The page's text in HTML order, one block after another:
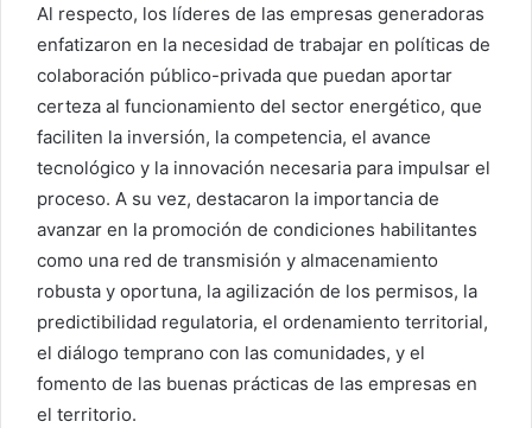
Al respecto, los líderes de las empresas generadoras
enfatizaron en la necesidad de trabajar en políticas de
colaboración público-privada que puedan aportar
certeza al funcionamiento del sector energético, que
faciliten la inversión, la competencia, el avance
tecnológico y la innovación necesaria para impulsar el
proceso. A su vez, destacaron la importancia de
avanzar en la promoción de condiciones habilitantes
como una red de transmisión y almacenamiento
robusta y oportuna, la agilización de los permisos, la
predictibilidad regulatoria, el ordenamiento territorial,
el diálogo temprano con las comunidades, y el
fomento de las buenas prácticas de las empresas en
el territorio.